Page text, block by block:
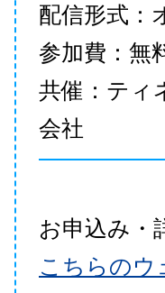
配信形式：
参加費：無
共催：ティ
会社
お申込み・
こちらのウ